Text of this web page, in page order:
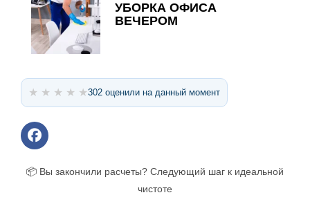
УБОРКА ОФИСА
ВЕЧЕРОМ
★ ★ ★ ★ ★302 оценили на данный момент
📦 Вы закончили расчеты? Следующий шаг к идеальной
чистоте